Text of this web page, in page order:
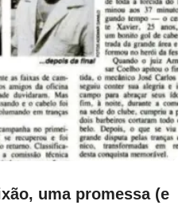
uma promessa (e